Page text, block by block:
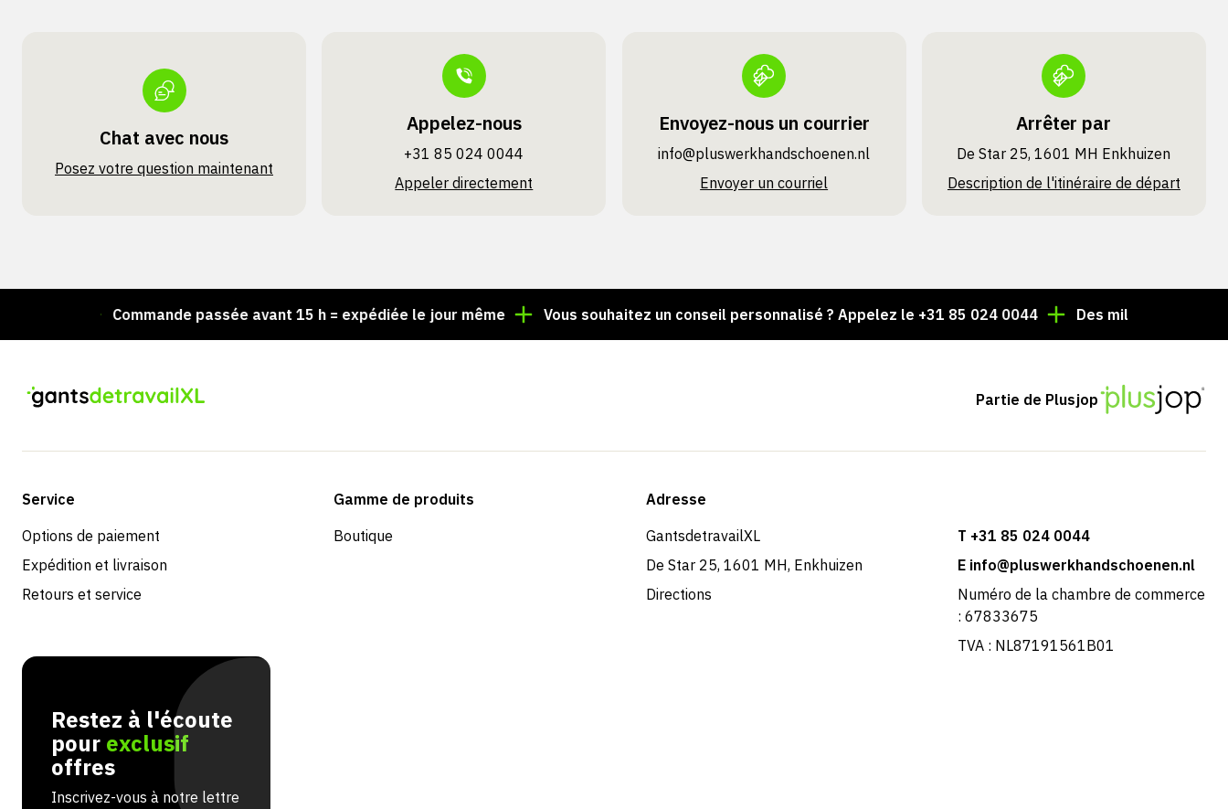
Chat avec nous
Posez votre question maintenant
Appelez-nous
+31 85 024 0044
Appeler directement
Envoyez-nous un courrier
info@pluswerk­handschoenen.nl
Envoyer un courriel
Arrêter par
De Star 25, 1601 MH Enkhuizen
Description de l'itinéraire de départ
Commande passée avant 15 h = expédiée le jour même Vous souhaitez un conseil personnalisé ? Appelez le +31 85 024 0044 Des milliers d'articles
Partie de Plusjop
Service
Options de paiement
Expédition et livraison
Retours et service
Gamme de produits
Boutique
Adresse
GantsdetravailXL
De Star 25, 1601 MH, Enkhuizen
Directions
T +31 85 024 0044
E info@pluswerkhandschoenen.nl
Numéro de la chambre de commerce
: 67833675
TVA : NL87191561B01
Restez à l'écoute
pour exclusif
offres
Inscrivez-vous à notre lettre